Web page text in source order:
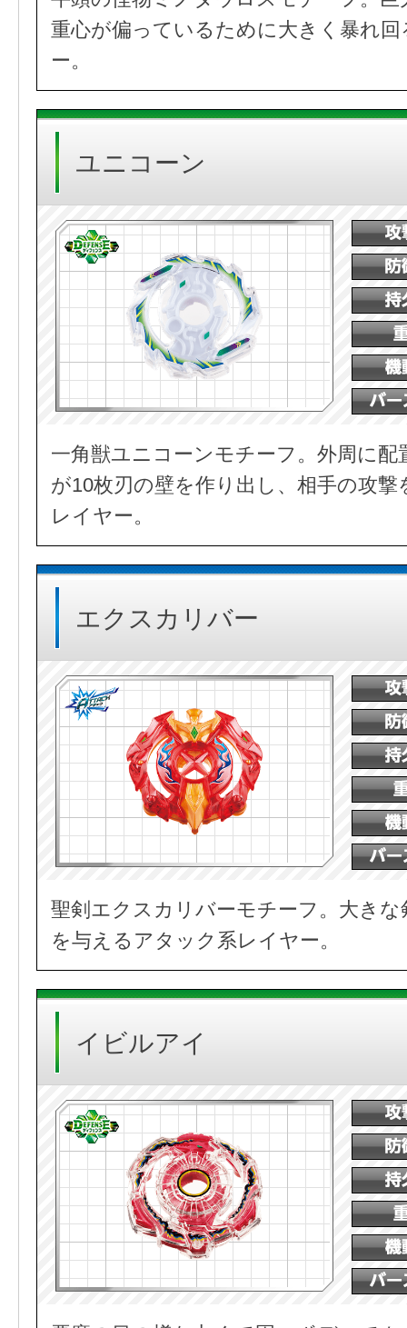
重心が偏っているために大きく暴れ
ー。
ユニコーン
一角獣ユニコーンモチーフ。外周に
が10枚刃の壁を作り出し、相手の攻
レイヤー。
エクスカリバー
聖剣エクスカリバーモチーフ。大き
を与えるアタック系レイヤー。
イビルアイ